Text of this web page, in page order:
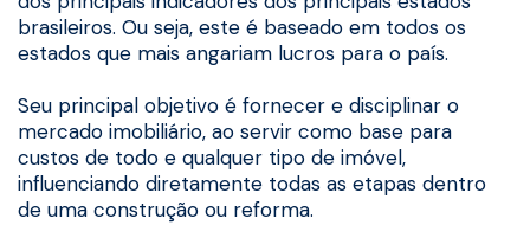
brasileiros. Ou seja, este é baseado em todos os
estados que mais angariam lucros para o país.
Seu principal objetivo é fornecer e disciplinar o
mercado imobiliário, ao servir como base para
custos de todo e qualquer tipo de imóvel,
influenciando diretamente todas as etapas dentro
de uma construção ou reforma.